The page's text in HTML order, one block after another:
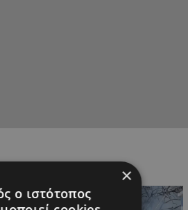
×
ο ιστότοπος